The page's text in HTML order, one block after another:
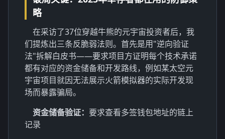
略
在采访了37位穿越牛熊的元宇宙投资者后，我
们提炼出三条反脆弱法则。首先是用"逆向验证
法"拆解白皮书——要求项目方证明每个技术承诺
都有对应的资金储备和开发路线，例如某太空元
宇宙项目就因无法展示火箭模拟器的实际开发现
场而暴露骗局。
资金储备验证： 要求查看多签钱包地址的链上
记录